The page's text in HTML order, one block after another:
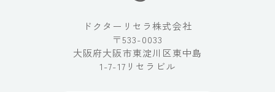
ドクターリセラ株式会社
〒533-0033
大阪府大阪市東淀川区東中島
1-7-17リセラビル